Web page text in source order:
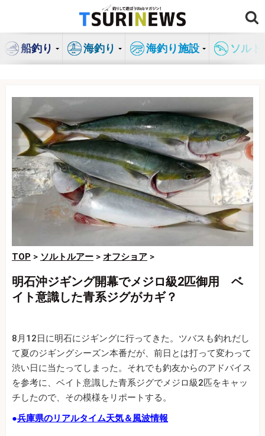
ン
船釣り 海釣り 海釣り施設 ソル
TOP > ソルトルアー > オフショア >
明石沖ジギング開幕でメジロ級2匹御用 ベ
イト意識した青系ジグがカギ？
8月12日に明石にジギングに行ってきた。ツバスも釣れだし
て夏のジギングシーズン本番だが、前日とは打って変わって
渋い日に当たってしまった。それでも釣友からのアドバイス
を参考に、ベイト意識した青系ジグでメジロ級2匹をキャッ
チしたので、その模様をリポートする。
●兵庫県のリアルタイム天気＆風波情報